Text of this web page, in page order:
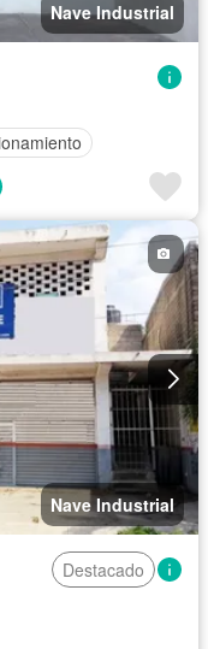
Nave Industrial
Nave Industrial
Destacado